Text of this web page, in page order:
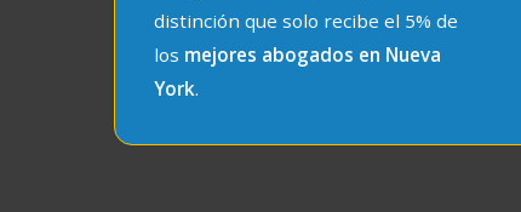
distinción que solo recibe el 5% de
los mejores abogados en Nueva
York.